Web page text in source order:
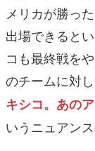
メリカが勝っ
出場できると
コも最終戦を
のチームに対
キシコ。あの
いうニュアン